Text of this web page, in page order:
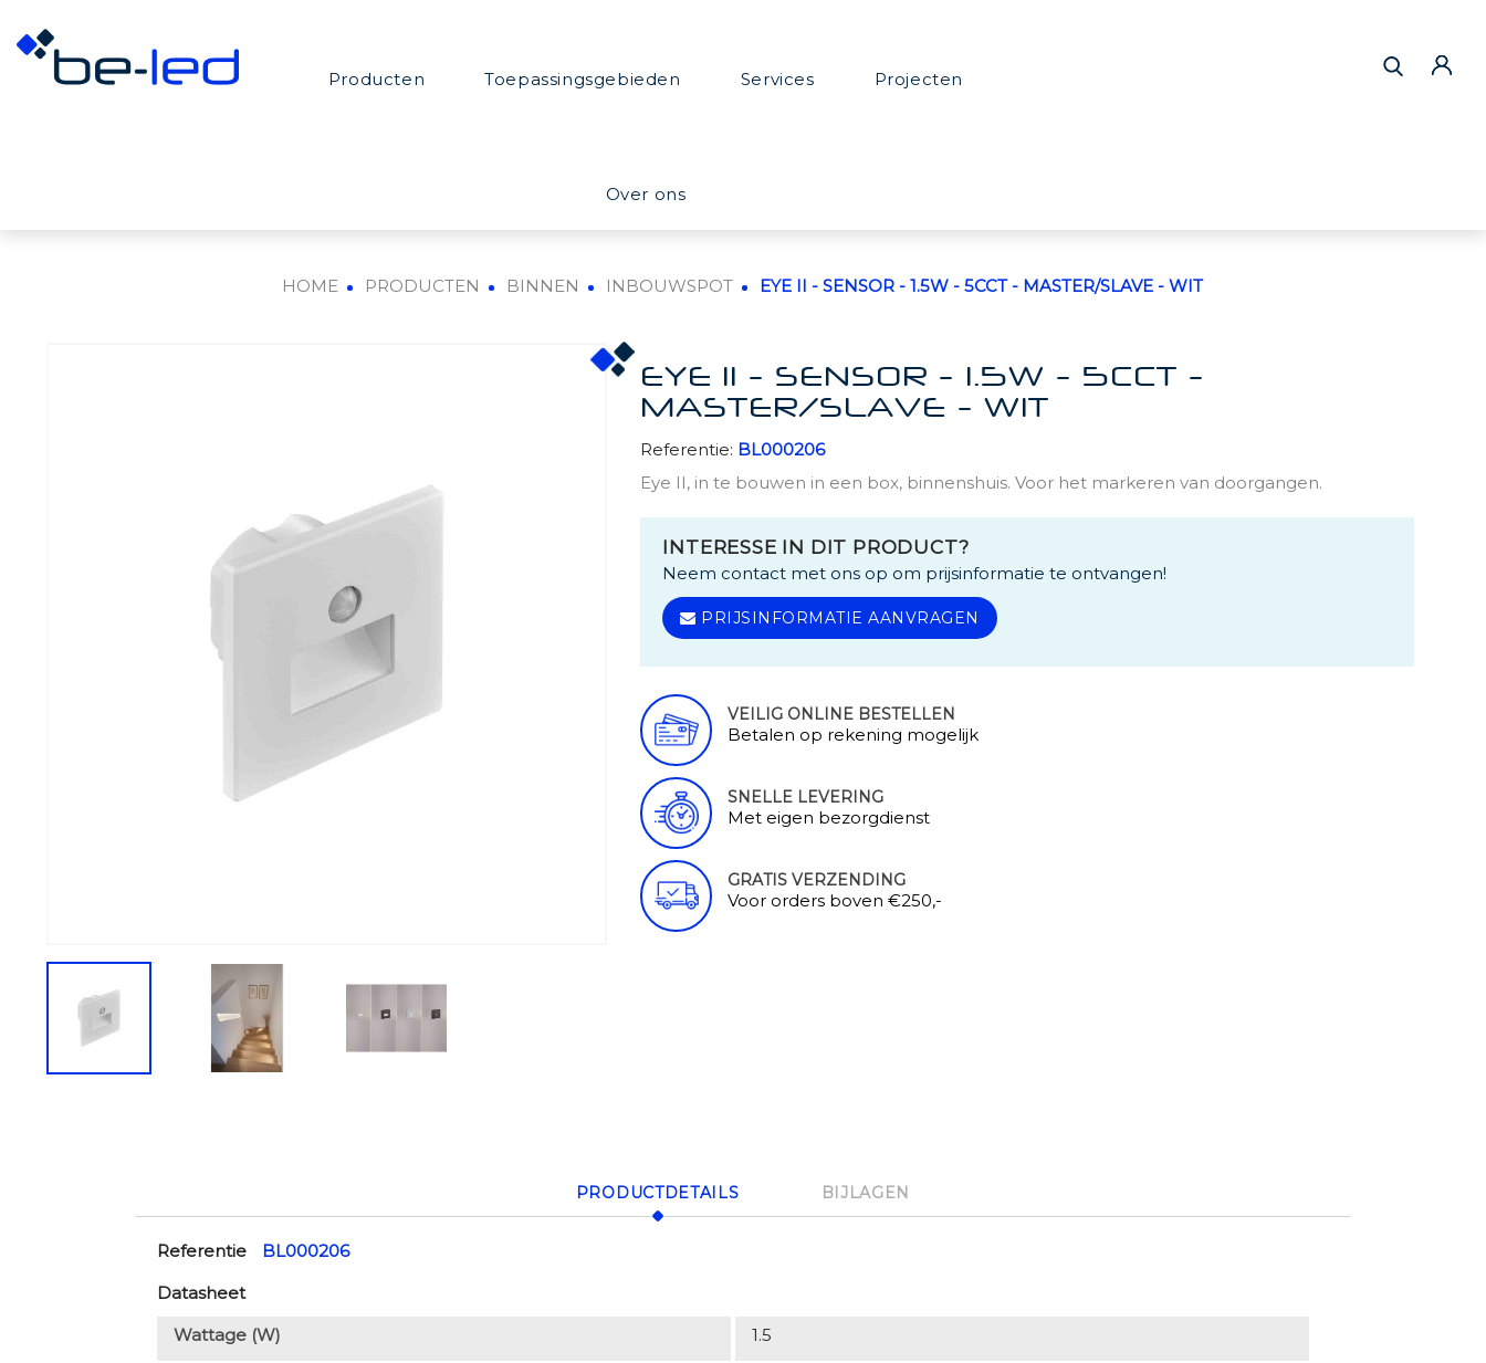
Producten Toepassingsgebieden Services Projecten
Over ons
HOME PRODUCTEN BINNEN INBOUWSPOT EYE II - SENSOR - 1.5W - 5CCT - MASTER/SLAVE - WIT
EYE II - SENSOR - 1.5W - 5CCT -
MASTER/SLAVE - WIT
Referentie: BL000206
Eye II, in te bouwen in een box, binnenshuis. Voor het markeren van doorgangen.
INTERESSE IN DIT PRODUCT?
Neem contact met ons op om prijsinformatie te ontvangen!
PRIJSINFORMATIE AANVRAGEN
VEILIG ONLINE BESTELLEN
Betalen op rekening mogelijk
SNELLE LEVERING
Met eigen bezorgdienst
GRATIS VERZENDING
Voor orders boven €250,-
PRODUCTDETAILS BIJLAGEN
Referentie
BL000206
Datasheet
Wattage (W)
1.5